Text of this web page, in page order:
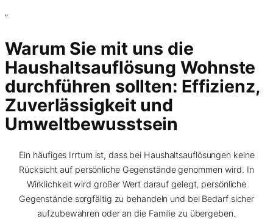
”
Warum Sie mit uns die
Haushaltsauflösung Wohnste
durchführen sollten: Effizienz,
Zuverlässigkeit und
Umweltbewusstsein
Ein häufiges Irrtum ist, dass bei Haushaltsauflösungen keine
Rücksicht auf persönliche Gegenstände genommen wird. In
Wirklichkeit wird großer Wert darauf gelegt, persönliche
Gegenstände sorgfältig zu behandeln und bei Bedarf sicher
aufzubewahren oder an die Familie zu übergeben.